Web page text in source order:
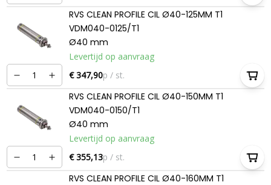
RVS CLEAN PROFILE CIL Ø40-125MM T1
VDM040-0125/T1
Ø40 mm
Levertijd op aanvraag
€ 347,90p / st.
RVS CLEAN PROFILE CIL Ø40-150MM T1
VDM040-0150/T1
Ø40 mm
Levertijd op aanvraag
€ 355,13p / st.
RVS CLEAN PROFILE CIL Ø40-160MM T1